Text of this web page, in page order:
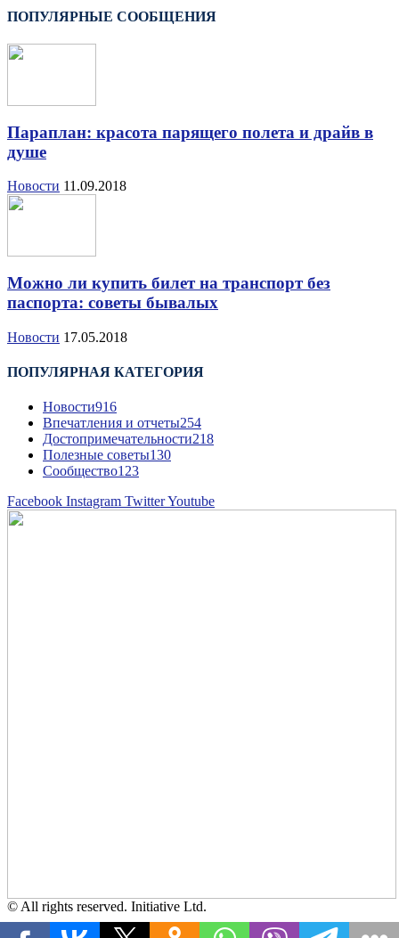
ПОПУЛЯРНЫЕ СООБЩЕНИЯ
Параплан: красота парящего полета и драйв в
душе
Новости 11.09.2018
Можно ли купить билет на транспорт без
паспорта: советы бывалых
Новости 17.05.2018
ПОПУЛЯРНАЯ КАТЕГОРИЯ
Новости916
Впечатления и отчеты254
Достопримечательности218
Полезные советы130
Сообщество123
Facebook Instagram TwitterYoutube
© All rights reserved. Initiative Ltd.